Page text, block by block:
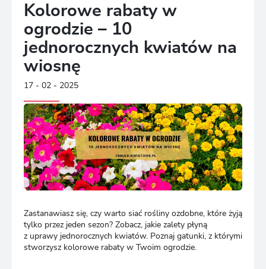
Kolorowe rabaty w
ogrodzie – 10
jednorocznych kwiatów na
wiosnę
17 - 02 - 2025
Zastanawiasz się, czy warto siać rośliny ozdobne, które żyją
tylko przez jeden sezon? Zobacz, jakie zalety płyną
z uprawy jednorocznych kwiatów. Poznaj gatunki, z którymi
stworzysz kolorowe rabaty w Twoim ogrodzie.